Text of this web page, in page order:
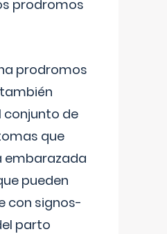
prodromos
prodromos
de
que
embarazada
pueden
con signos-
parto